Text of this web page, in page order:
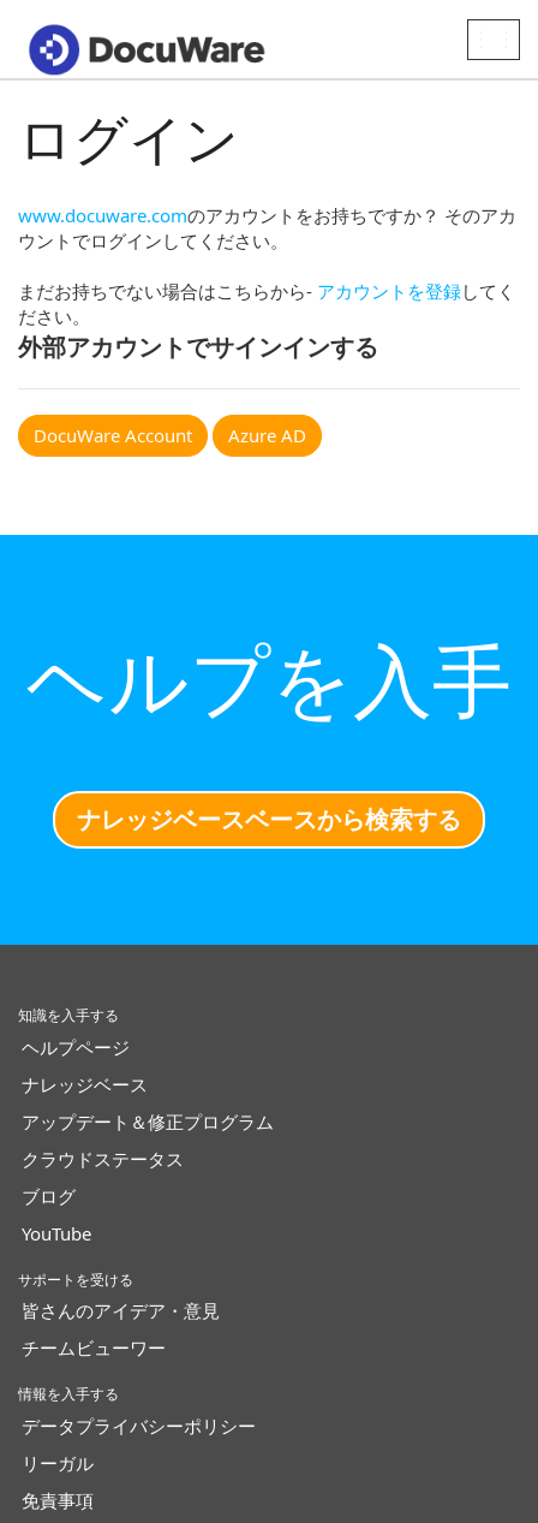
ログイン
www.docuware.comのアカウントをお持ちですか？ そのアカ
ウントでログインしてください。
まだお持ちでない場合はこちらから- アカウントを登録してく
ださい。
外部アカウントでサインインする
DocuWare Account Azure AD
ヘルプを入手
ナレッジベースベースから検索する
知識を入手する
ヘルプページ
ナレッジベース
アップデート＆修正プログラム
クラウドステータス
ブログ
YouTube
サポートを受ける
皆さんのアイデア・意見
チームビューワー
情報を入手する
データプライバシーポリシー
リーガル
免責事項